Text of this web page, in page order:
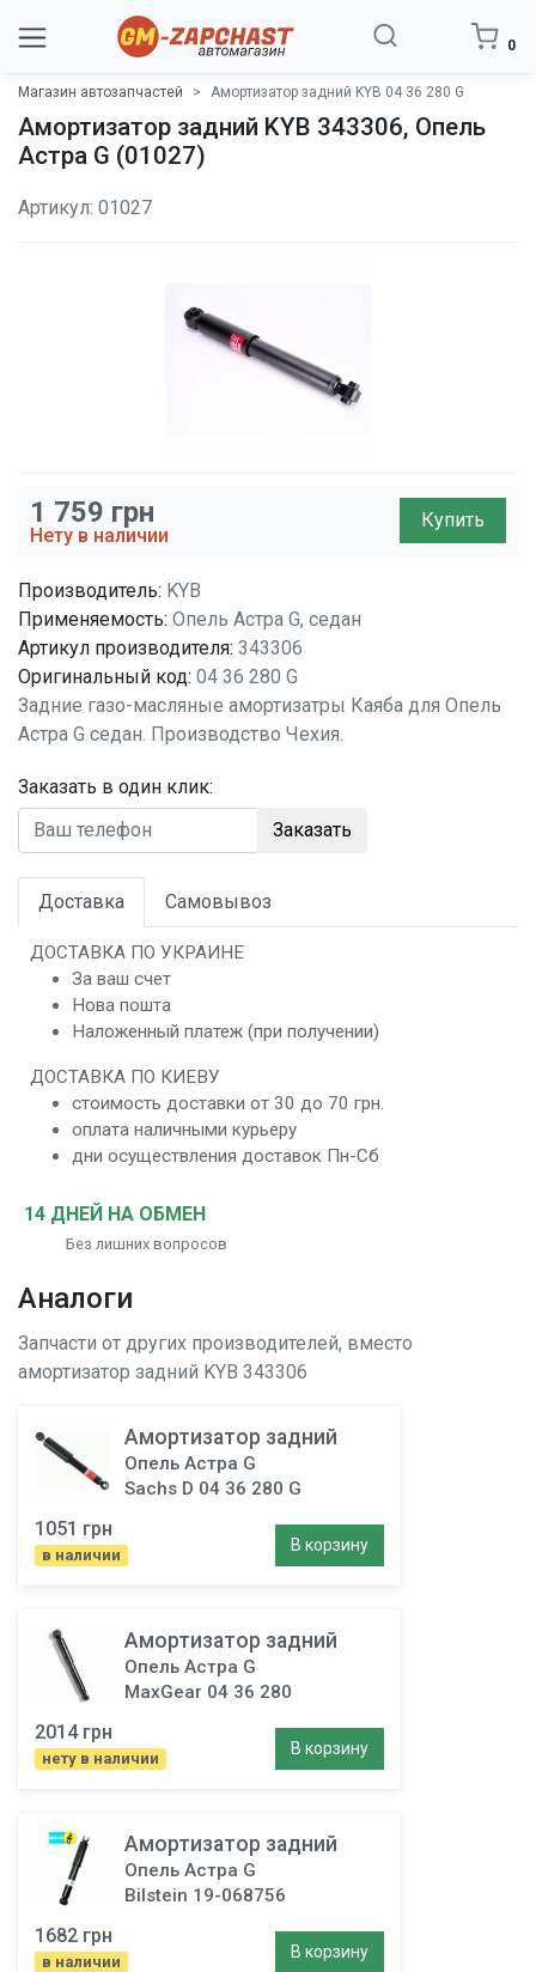
0
Магазин автозапчастей Амортизатор задний KYB 04 36 280 G
Амортизатор задний KYB 343306, Опель
Астра G (01027)
Артикул: 01027
1 759 грн
Нету в наличии
Купить
Производитель: KYB
Применяемость: Опель Астра G, седан
Артикул производителя: 343306
Оригинальный код: 04 36 280 G
Задние газо-масляные амортизатры Каяба для Опель
Астра G седан. Производство Чехия.
Заказать в один клик:
Заказать
Доставка Самовывоз
ДОСТАВКА ПО УКРАИНЕ
За ваш счет
Нова пошта
Наложенный платеж (при получении)
ДОСТАВКА ПО КИЕВУ
стоимость доставки от 30 до 70 грн.
оплата наличными курьеру
дни осуществления доставок Пн-Сб
14 ДНЕЙ НА ОБМЕН
Без лишних вопросов
Аналоги
Запчасти от других производителей, вместо
амортизатор задний KYB 343306
Амортизатор задний
Опель Астра G
Sachs D 04 36 280 G
1051 грн
в наличии
В корзину
Амортизатор задний
Опель Астра G
MaxGear 04 36 280
2014 грн
нету в наличии
В корзину
Амортизатор задний
Опель Астра G
Bilstein 19-068756
1682 грн
в наличии
В корзину